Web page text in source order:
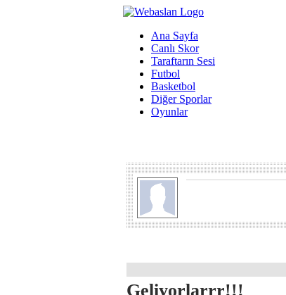
Ana Sayfa
Canlı Skor
Taraftarın Sesi
Futbol
Basketbol
Diğer Sporlar
Oyunlar
Geliyorlarrr!!!